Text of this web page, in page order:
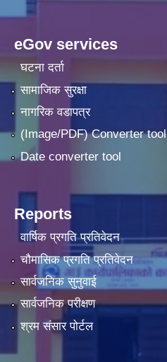
eGov services
घटना दर्ता
सामाजिक सुरक्षा
नागरिक वडापत्र
(Image/PDF) Converter tool
Date converter tool
Reports
वार्षिक प्रगति प्रतिवेदन
चौमासिक प्रगति प्रतिवेदन
सार्वजनिक सुनुवाई
सार्वजनिक परीक्षण
श्रम संसार पोर्टल